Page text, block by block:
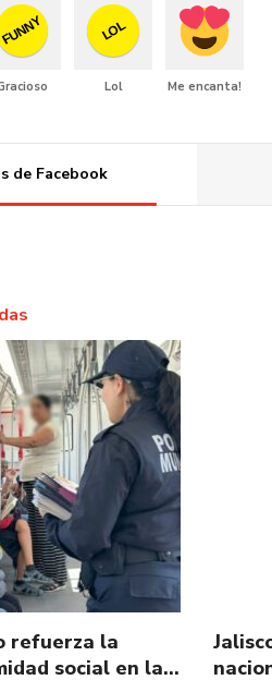
FUNNY LOL
Lol Me encanta!
de Facebook
refuerza la
social en la…